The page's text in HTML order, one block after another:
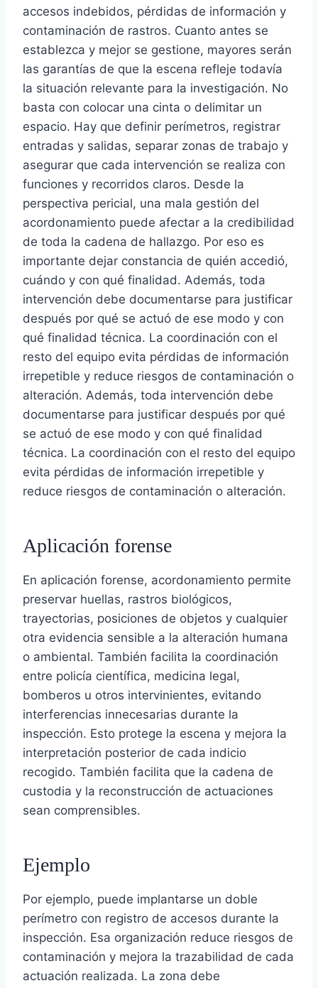
accesos indebidos, pérdidas de información y
contaminación de rastros. Cuanto antes se
establezca y mejor se gestione, mayores serán
las garantías de que la escena refleje todavía
la situación relevante para la investigación. No
basta con colocar una cinta o delimitar un
espacio. Hay que definir perímetros, registrar
entradas y salidas, separar zonas de trabajo y
asegurar que cada intervención se realiza con
funciones y recorridos claros. Desde la
perspectiva pericial, una mala gestión del
acordonamiento puede afectar a la credibilidad
de toda la cadena de hallazgo. Por eso es
importante dejar constancia de quién accedió,
cuándo y con qué finalidad. Además, toda
intervención debe documentarse para justificar
después por qué se actuó de ese modo y con
qué finalidad técnica. La coordinación con el
resto del equipo evita pérdidas de información
irrepetible y reduce riesgos de contaminación o
alteración. Además, toda intervención debe
documentarse para justificar después por qué
se actuó de ese modo y con qué finalidad
técnica. La coordinación con el resto del equipo
evita pérdidas de información irrepetible y
reduce riesgos de contaminación o alteración.
Aplicación forense
En aplicación forense, acordonamiento permite
preservar huellas, rastros biológicos,
trayectorias, posiciones de objetos y cualquier
otra evidencia sensible a la alteración humana
o ambiental. También facilita la coordinación
entre policía científica, medicina legal,
bomberos u otros intervinientes, evitando
interferencias innecesarias durante la
inspección. Esto protege la escena y mejora la
interpretación posterior de cada indicio
recogido. También facilita que la cadena de
custodia y la reconstrucción de actuaciones
sean comprensibles.
Ejemplo
Por ejemplo, puede implantarse un doble
perímetro con registro de accesos durante la
inspección. Esa organización reduce riesgos de
contaminación y mejora la trazabilidad de cada
actuación realizada. La zona debe